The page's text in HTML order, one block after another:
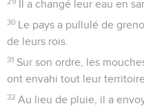
Il a changé leur eau en
30 Le pays a pullulé de
de leurs rois.
31 Sur son ordre, les
ont envahi tout leur
32 Au lieu de pluie, il a